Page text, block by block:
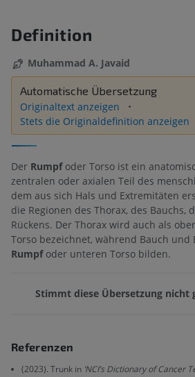
Definition
Muhammad A. Javaid
Automatische Übersetzung
Originaltext anzeigen
Stets die Originaldefinition anzeigen
Der Rumpfoder Torso ist ein
zentralen oder axialen Teil des
dem aus sich Hals und Extremitäten
die Regionen des Thorax, des Bauchs,
Rückens. Der Thorax wird auch als
Torso bezeichnet, während Bauch und
Rumpfoder unteren Torso bilden.
Stimmt diese Übersetzung nicht
Referenzen
(2023). Trunk in ‘NCI’s Dictionary of Cancer